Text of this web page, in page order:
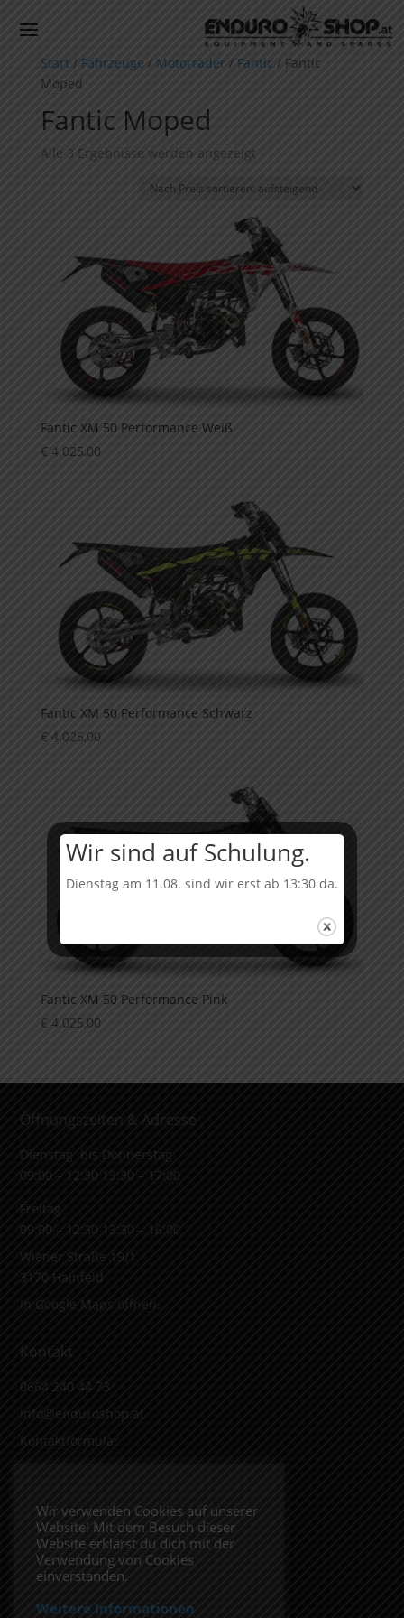
Start/ Fahrzeuge / Motorräder/ Fantic / Fantic
Moped
Fantic Moped
Alle 3 Ergebnisse werden angezeigt
sortiert:
aufsteigend
Fantic XM 50 Performance Weiß
€4.025,00
Fantic XM 50 Performance Schwarz
€4.025,00
Fantic XM 50 Performance Pink
€ 4.025,00
Öffnungszeiten & Adresse
Dienstag bis Donnerstag
09:00 – 12:30 13:30 – 17:00
Freitag
09:00 – 12:30 13:30 – 16:00
Wiener Straße 19/1
3170 Hainfeld
In Google Maps öffnen.
Kontakt
0664 240 44 73
info@enduroshop.at
Kontaktformular
Impressum
Datenschutzerklärung
Folge uns
Wir verwenden Cookies auf unserer
Website! Mit dem Besuch dieser
Website erklärst du dich mit der
Verwendung von Cookies
einverstanden.
Weitere Informationen
Wir sind auf Schulung.
Dienstag am 11.08. sind wir erst ab 13:30 da.